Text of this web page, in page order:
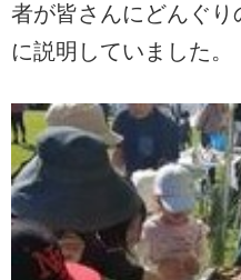
者が皆さんにどんぐ
に説明していました。